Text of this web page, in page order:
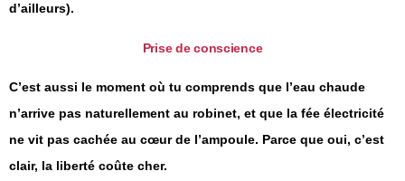
d’ailleurs).
Prise de conscience
C’est aussi le moment où tu comprends que l’eau chaude
n’arrive pas naturellement au robinet, et que la fée électricité
ne vit pas cachée au cœur de l’ampoule. Parce que oui, c’est
clair, la liberté coûte cher.